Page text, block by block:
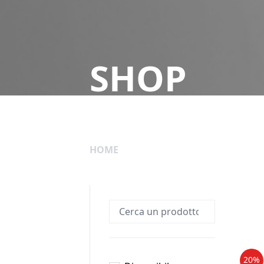
SHOP
HOME
20%